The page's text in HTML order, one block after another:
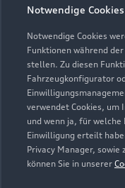
Notwendige Cookies
Notwendige Cookies
Funktionen während
stellen. Zu diesen
Fahrzeugkonfigurator
verwendet Cookies, um
und wenn ja, für welche
Einwilligung erteilt
Privacy Manager,
können Sie in unserer
Modelle